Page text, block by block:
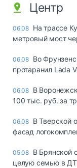
Центр
06.08 На трассе
метровый мост
06.08 Во
протаранил Lada
06.08 В
100 тыс. руб. за
06.08 В Тверской
фасад
05.08 В Брянской
целую семью в